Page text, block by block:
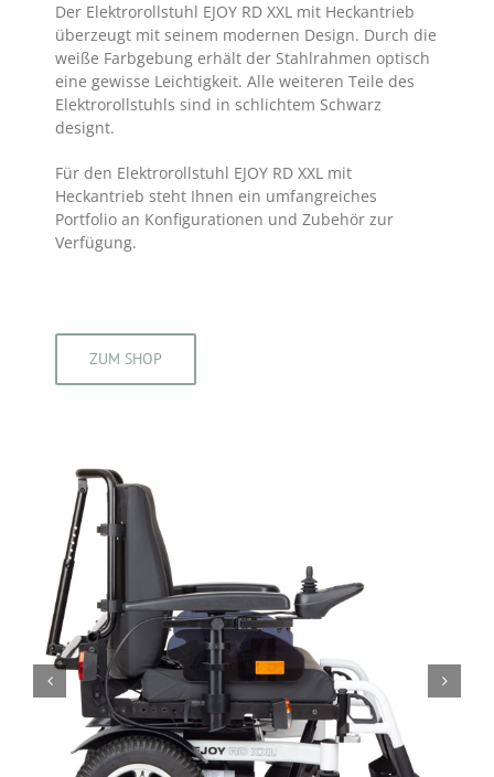
Der Elektrorollstuhl EJOY RD XXL mit Heckantrieb
überzeugt mit seinem modernen Design. Durch die
weiße Farbgebung erhält der Stahlrahmen optisch
eine gewisse Leichtigkeit. Alle weiteren Teile des
Elektrorollstuhls sind in schlichtem Schwarz
designt.
Für den Elektrorollstuhl EJOY RD XXL mit
Heckantrieb steht Ihnen ein umfangreiches
Portfolio an Konfigurationen und Zubehör zur
Verfügung.
ZUM SHOP